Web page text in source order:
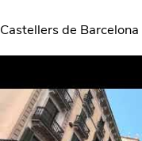
Castellers de Barcelona